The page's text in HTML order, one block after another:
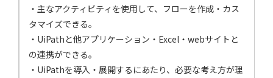
・主なアクティビティを使用して、フローを作成・カス
タマイズできる。
・UiPathと他アプリケーション・Excel・webサイトと
の連携ができる。
・UiPathを導入・展開するにあたり、必要な考え方が理